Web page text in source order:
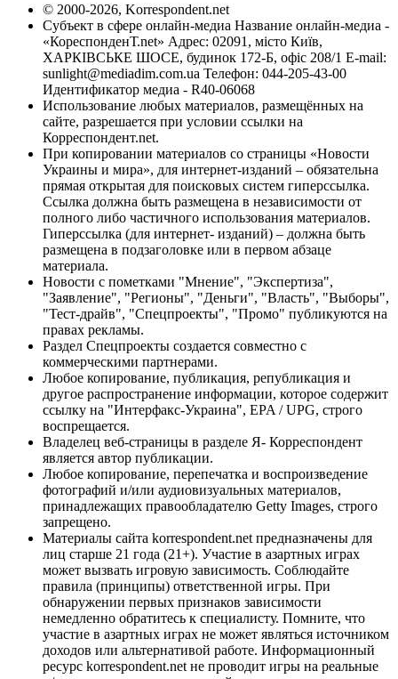
© 2000-2026, Korrespondent.net
Субъект в сфере онлайн-медиа Название онлайн-медиа -
«КореспонденТ.net» Адрес: 02091, місто Київ,
ХАРКІВСЬКЕ ШОСЕ, будинок 172-Б, офіс 208/1 E-mail:
sunlight@mediadim.com.ua Телефон: 044-205-43-00
Идентификатор медиа - R40-06068
Использование любых материалов, размещённых на
сайте, разрешается при условии ссылки на
Корреспондент.net.
При копировании материалов со страницы «Новости
Украины и мира», для интернет-изданий – обязательна
прямая открытая для поисковых систем гиперссылка.
Ссылка должна быть размещена в независимости от
полного либо частичного использования материалов.
Гиперссылка (для интернет- изданий) – должна быть
размещена в подзаголовке или в первом абзаце
материала.
Новости с пометками "Мнение", "Экспертиза",
"Заявление", "Регионы", "Деньги", "Власть", "Выборы",
"Тест-драйв", "Спецпроекты", "Промо" публикуются на
правах рекламы.
Раздел Спецпроекты создается совместно с
коммерческими партнерами.
Любое копирование, публикация, републикация и
другое распространение информации, которое содержит
ссылку на "Интерфакс-Украина", EPA / UPG, строго
воспрещается.
Владелец веб-страницы в разделе Я- Корреспондент
является автор публикации.
Любое копирование, перепечатка и воспроизведение
фотографий и/или аудиовизуальных материалов,
принадлежащих правообладателю Getty Images, строго
запрещено.
Материалы сайта korrespondent.net предназначены для
лиц старше 21 года (21+). Участие в азартных играх
может вызвать игровую зависимость. Соблюдайте
правила (принципы) ответственной игры. При
обнаружении первых признаков зависимости
немедленно обратитесь к специалисту. Помните, что
участие в азартных играх не может являться источником
доходов или альтернативой работе. Информационный
ресурс korrespondent.net не проводит игры на реальные